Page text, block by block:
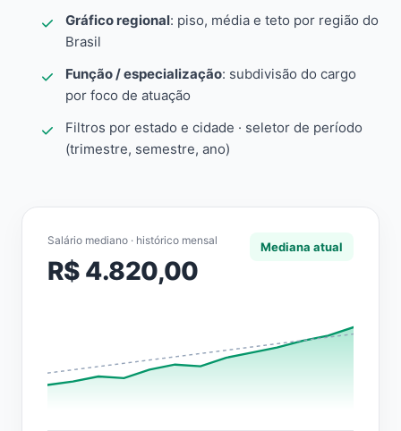
Gráfico regional: piso, média e teto por região do
Brasil
Função / especialização: subdivisão do cargo
por foco de atuação
Filtros por estado e cidade · seletor de período
(trimestre, semestre, ano)
Salário mediano · histórico mensal
R$ 4.820,00
Mediana atual